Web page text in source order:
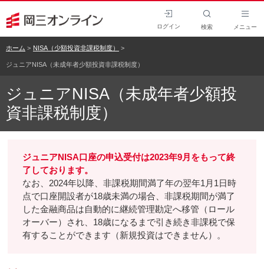
ログイン 検索 メニュー
ホーム NISA（少額投資非課税制度）
ジュニアNISA（未成年者少額投資非課税制度）
ジュニアNISA（未成年者少額投
資非課税制度）
ジュニアNISA口座の申込受付は2023年9月をもって終
了しております。
なお、2024年以降、非課税期間満了年の翌年1月1日時
点で口座開設者が18歳未満の場合、非課税期間が満了
した金融商品は自動的に継続管理勘定へ移管（ロール
オーバー）され、18歳になるまで引き続き非課税で保
有することができます（新規投資はできません）。